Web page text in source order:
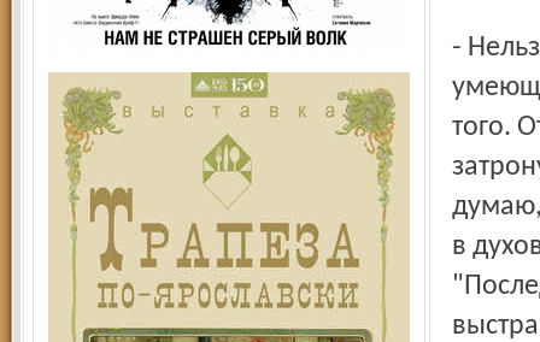
- Нельзя разделить эти две ипостаси. Я просто зритель,
того.
думаю,
в